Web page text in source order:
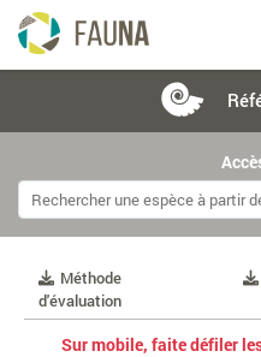
Méthode
d'évaluation
Sur mobile, faite défiler